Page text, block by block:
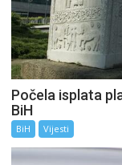
Počela isplata
BiH
BiH Vijesti